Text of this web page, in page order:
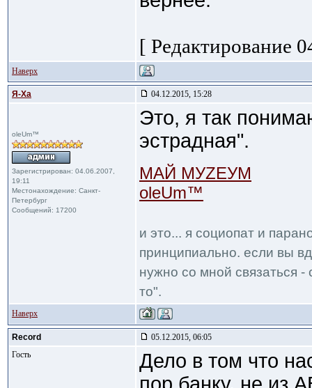
[ Редактирование
Наверх
Я-Ха 04.12.2015, 15:28
oleUm™
Зарегистрирован: 04.06.2007,
19:11
Местонахождение: Санкт-
Петербург
Сообщений: 17200
Это, я так
эстрадная".
МАЙ МУZЕУМ
oleUm™
и это... я социопат и
принципиально. если вы
нужно со мной связаться
то".
Наверх
Record
05.12.2015, 06:05
Гость
Дело в том что